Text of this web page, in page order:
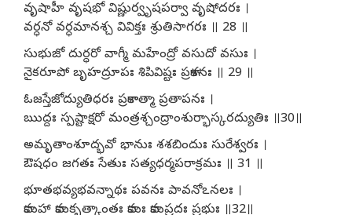
వృషాహీ వృషభో విష్ణుర్వృషపర్వా వృషోదరః ।
వర్ధనో వర్ధమానశ్చ వివిక్తః శ్రుతిసాగరః ॥ 28 ॥
సుభుజో దుర్ధరో వాగ్మీ మహేంద్రో వసుదో వసుః ।
నైకరూపో బృహద్రూపః శిపివిష్టః ప్రకాశనః ॥ 29 ॥
ఓజస్తేజోద్యుతిధరః ప్రకాశాత్మా ప్రతాపనః ।
ఋద్దః స్పష్టాక్షరో మంత్రశ్చంద్రాంశుర్భాస్కరద్యుతిః ॥30॥
అమృతాంశూద్భవో భానుః శశబిందుః సురేశ్వరః ।
ఔషధం జగతః సేతుః సత్యధర్మపరాక్రమః ॥ 31 ॥
భూతభవ్యభవన్నాథః పవనః పావనోఽనలః ।
కామహా కామకృత్కాంతః కామః కామప్రదః ప్రభుః ॥32॥